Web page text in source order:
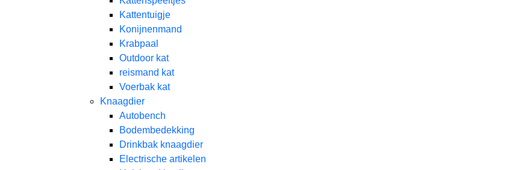
Kattentuigje
Konijnenmand
Krabpaal​
Outdoor kat
reismand kat​
Voerbak kat
Knaagdier
Autobench
Bodembedekking
Drinkbak knaagdier
Electrische artikelen